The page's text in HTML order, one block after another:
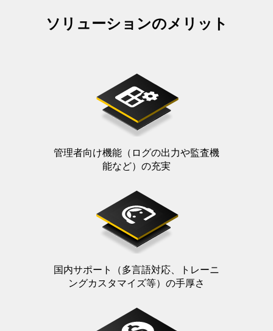
ソリューションのメリット
管理者向け機能（ログの出力や監査機
能など）の充実
国内サポート（多言語対応、トレーニ
ングカスタマイズ等）の手厚さ